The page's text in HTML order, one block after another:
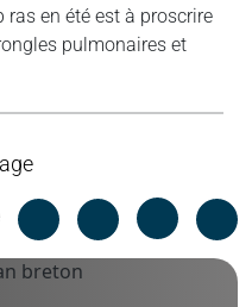
ras en été est à proscrire
pulmonaires et
Facebook
Linked